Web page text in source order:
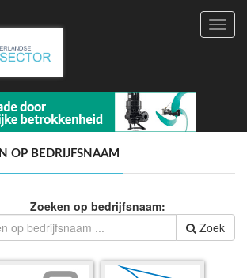
OP BEDRIJFSNAAM
Zoeken op bedrijfsnaam:
Zoek